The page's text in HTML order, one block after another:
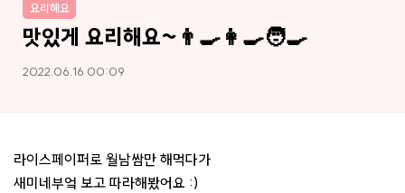
요리해요
맛있게 요리해요~👨‍🍳👩‍🍳🧑‍🍳
2022.06.16 00:09
라이스페이퍼로 월남쌈만 해먹다가
새미네부엌 보고 따라해봤어요 :)